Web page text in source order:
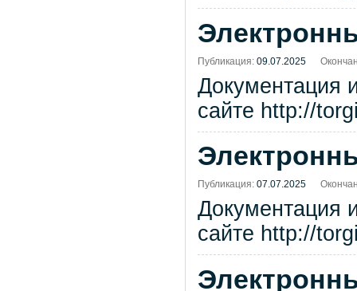
Публикация: 09.07.2025
Документация
сайте http://
Публикация: 07.07.2025
Документация
сайте http://